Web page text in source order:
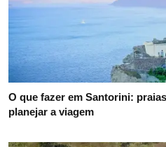
O que fazer em Santorini:
planejar a viagem